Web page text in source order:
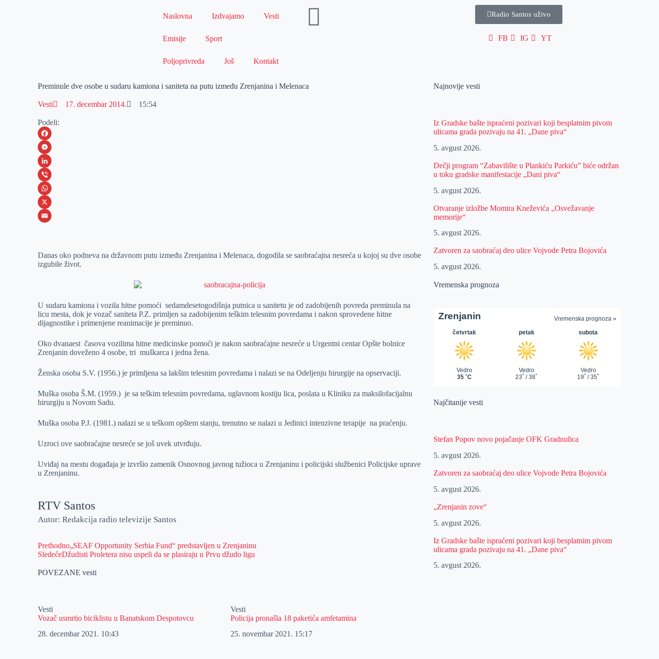
Naslovna Izdvajamo Vesti
Emisije Sport
Poljoprivreda Još Kontakt
Radio Santos uživo
FB IG YT
Preminule dve osobe u sudaru kamiona i saniteta na putu između Zrenjanina i Melenaca
Vesti 17. decembar 2014. 15:54
Podeli:
F
a
c
e
b
o
M
e
s
s
e
e
L
i
n
k
I
V
i
b
W
h
s
A
X
a
Danas oko podneva na državnom putu između Zrenjanina i Melenaca, dogodila se saobraćajna nesreća u kojoj su dve osobe
izgubile život.
U sudaru kamiona i vozila hitne pomoći sedamdesetogodišnja putnica u sanitetu je od zadobijenih povreda preminula na
licu mesta, dok je vozač saniteta P.Z. primljen sa zadobijenim teškim telesnim povredama i nakon sprovedene hitne
dijagnostike i primenjene reanimacije je preminuo.
Oko dvanaest časova vozilima hitne medicinske pomoći je nakon saobraćajne nesreće u Urgentni centar Opšte bolnice
Zrenjanin doveženo 4 osobe, tri muškarca i jedna žena.
Ženska osoba S.V. (1956.) je primljena sa lakšim telesnim povredama i nalazi se na Odeljenju hirurgije na opservaciji.
Muška osoba Š.M. (1959.) je sa teškim telesnim povredama, uglavnom kostiju lica, poslata u Kliniku za maksilofacijalnu
hirurgiju u Novom Sadu.
Muška osoba P.J. (1981.) nalazi se u teškom opštem stanju, trenutno se nalazi u Jedinici intenzivne terapije na praćenju.
Uzroci ove saobraćajne nesreće se još uvek utvrđuju.
Uviđaj na mestu događaja je izvršio zamenik Osnovnog javnog tužioca u Zrenjaninu i policijski službenici Policijske uprave
u Zrenjaninu.
RTV Santos
Autor: Redakcija radio televizije Santos
Prethodno„SEAF Opportunity Serbia Fund“ predstavljen u Zrenjaninu
SledećeDžudisti Proletera nisu uspeli da se plasiraju u Prvu džudo ligu
POVEZANE vesti
Vesti
Vozač usmrtio biciklistu u Banatskom Despotovcu
28. decembar 2021. 10:43
Vesti
Policija pronašla 18 paketića amfetamina
25. novembar 2021. 15:17
Najnovije vesti
Iz Gradske bašte ispraćeni pozivari koji besplatnim pivom
ulicama grada pozivaju na 41. „Dane piva“
5. avgust 2026.
Dečji program “Zabavilište u Plankiću Parkiću” biće održan
u toku gradske manifestacije „Dani piva“
5. avgust 2026.
Otvaranje izložbe Momira Kneževića „Osvežavanje
memorije“
5. avgust 2026.
Zatvoren za saobraćaj deo ulice Vojvode Petra Bojovića
5. avgust 2026.
Vremenska prognoza
Najčitanije vesti
Stefan Popov novo pojačanje OFK Gradnulica
5. avgust 2026.
Zatvoren za saobraćaj deo ulice Vojvode Petra Bojovića
5. avgust 2026.
„Zrenjanin zove“
5. avgust 2026.
Iz Gradske bašte ispraćeni pozivari koji besplatnim pivom
ulicama grada pozivaju na 41. „Dane piva“
5. avgust 2026.